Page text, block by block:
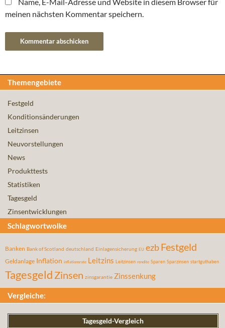
meinen nächsten Kommentar speichern.
Themengebiete
Festgeld
Konditionsänderungen
Leitzinsen
Neuvorstellungen
News
Produkttests
Statistiken
Tagesgeld
Zinsentwicklungen
Schlagwortwolke
Banken Bank of Scotland deutschland Einlagensicherung EU ezbFestgeld
Geldanlage Inflation inflationsrate Leitzins Leitzinsen rendite Sparen Sparzinsen startguthaben
Tagesgeld Zinsen zinsgarantie Zinssenkung
Vergleiche:
Tagesgeld-Vergleich